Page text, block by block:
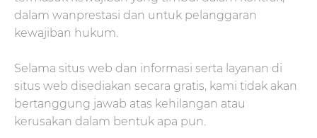
dalam wanprestasi dan untuk pelanggaran
kewajiban hukum.
Selama situs web dan informasi serta layanan di
situs web disediakan secara gratis, kami tidak akan
bertanggung jawab atas kehilangan atau
kerusakan dalam bentuk apa pun.